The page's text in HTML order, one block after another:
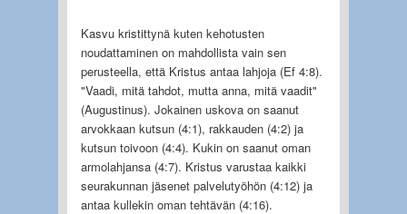
Kasvu kristittynä kuten kehotusten
noudattaminen on mahdollista vain sen
perusteella, että Kristus antaa lahjoja (Ef 4:8).
"Vaadi, mitä tahdot, mutta anna, mitä vaadit"
(Augustinus). Jokainen uskova on saanut
arvokkaan kutsun (4:1), rakkauden (4:2) ja
kutsun toivoon (4:4). Kukin on saanut oman
armolahjansa (4:7). Kristus varustaa kaikki
seurakunnan jäsenet palvelutyöhön (4:12) ja
antaa kullekin oman tehtävän (4:16).